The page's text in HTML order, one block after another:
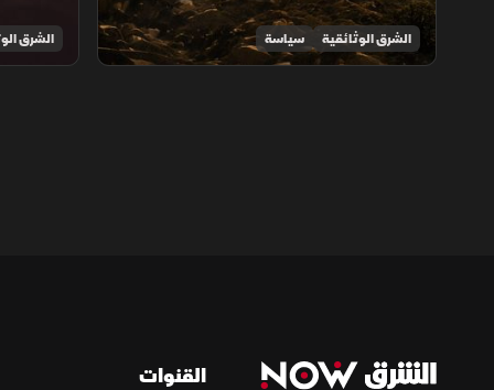
الشرق الوثائقية سياسة الشرق
القنوات